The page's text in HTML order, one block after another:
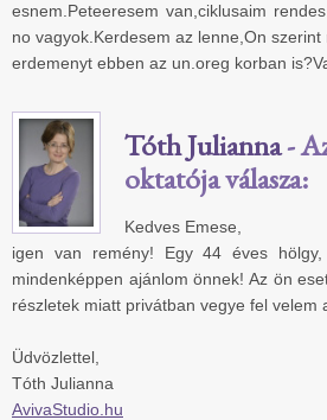
esnem.Peteeresem van,ciklusaim
no vagyok.Kerdesem az lenne,On
erdemenyt ebben az un.oreg korban
Tóth Julianna-
oktatója válasza:
Kedves Emese,
igen van remény! Egy 44 éves
mindenképpen ajánlom önnek! Az ön
részletek miatt privátban vegye fel
Üdvözlettel,
Tóth Julianna
AvivaStudio.hu